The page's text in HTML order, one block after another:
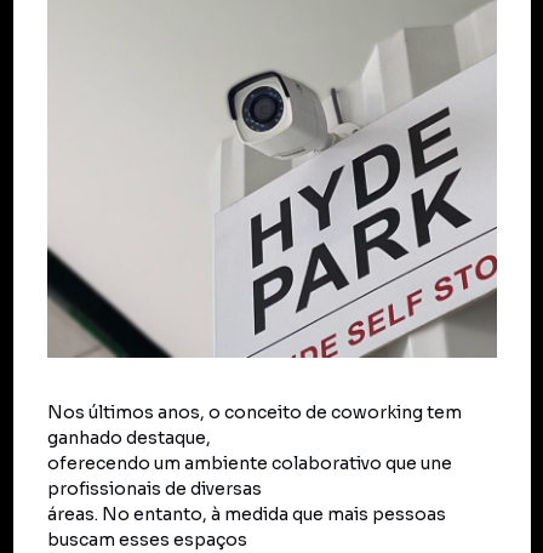
Nos últimos anos, o conceito de coworking tem
ganhado destaque,
oferecendo um ambiente colaborativo que une
profissionais de diversas
áreas. No entanto, à medida que mais pessoas
buscam esses espaços